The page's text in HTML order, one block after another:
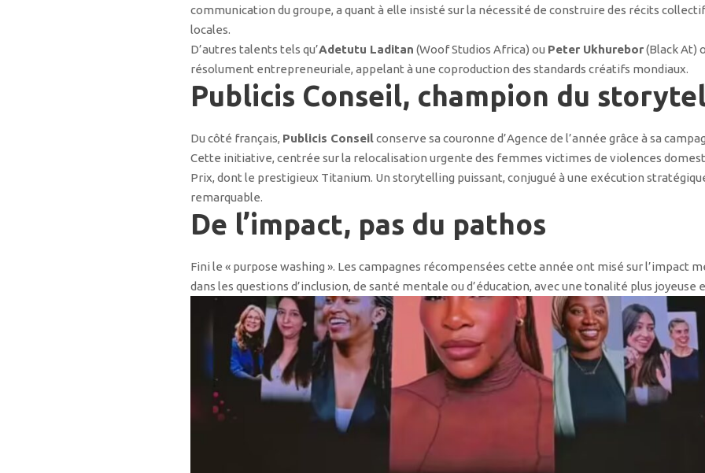
communication du groupe, a quant à elle insisté sur la nécessité de construire des récits
locales.
D’autres talents tels qu’Adetutu Laditan (Woof Studios Africa) ou Peter Ukhurebor(Black At)
résolument entrepreneuriale, appelant à une coproduction des standards créatifs mondiaux.
Publicis Conseil, champion du
Du côté français, Publicis Conseilconserve sa couronne d’Agence de l’année grâce à sa
Cette initiative, centrée sur la relocalisation urgente des femmes victimes de violences
Prix, dont le prestigieux Titanium. Un storytelling puissant, conjugué à une exécution
remarquable.
De l’impact, pas du pathos
Fini le « purpose washing ». Les campagnes récompensées cette année ont misé sur l’impact
dans les questions d’inclusion, de santé mentale ou d’éducation, avec une tonalité plus